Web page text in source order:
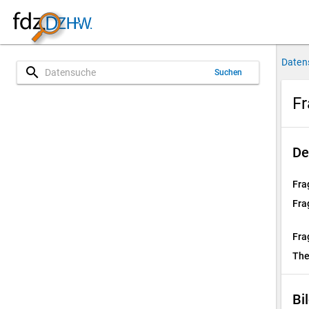
search Suchen